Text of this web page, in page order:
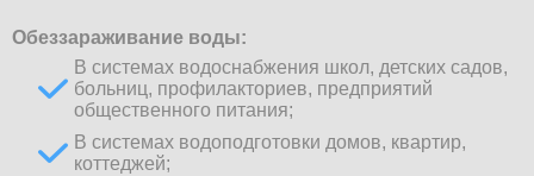
Обеззараживание воды:
В системах водоснабжения школ, детских садов,
больниц, профилакториев, предприятий
общественного питания;
В системах водоподготовки домов, квартир,
коттеджей;